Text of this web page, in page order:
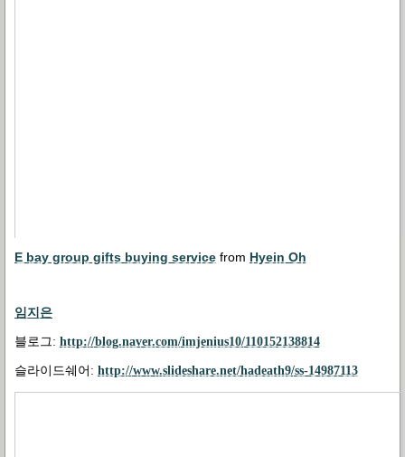
E bay group gifts buying service from Hyein Oh
임지은
블로그: http://blog.naver.com/imjenius10/110152138814
슬라이드쉐어 : http://www.slideshare.net/hadeath9/ss-14987113